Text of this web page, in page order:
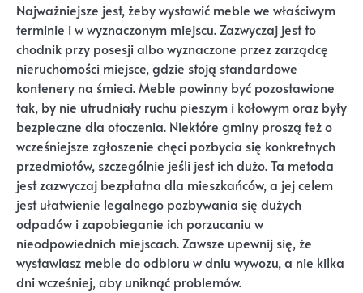
Najważniejsze jest, żeby wystawić meble we właściwym
terminie i w wyznaczonym miejscu. Zazwyczaj jest to
chodnik przy posesji albo wyznaczone przez zarządcę
nieruchomości miejsce, gdzie stoją standardowe
kontenery na śmieci. Meble powinny być pozostawione
tak, by nie utrudniały ruchu pieszym i kołowym oraz były
bezpieczne dla otoczenia. Niektóre gminy proszą też o
wcześniejsze zgłoszenie chęci pozbycia się konkretnych
przedmiotów, szczególnie jeśli jest ich dużo. Ta metoda
jest zazwyczaj bezpłatna dla mieszkańców, a jej celem
jest ułatwienie legalnego pozbywania się dużych
odpadów i zapobieganie ich porzucaniu w
nieodpowiednich miejscach. Zawsze upewnij się, że
wystawiasz meble do odbioru w dniu wywozu, a nie kilka
dni wcześniej, aby uniknąć problemów.